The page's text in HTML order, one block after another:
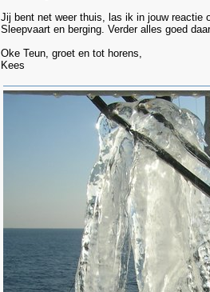
Jij bent net weer thuis, las ik in jouw reactie
Sleepvaart en berging. Verder alles goed
Oke Teun, groet en tot horens,
Kees